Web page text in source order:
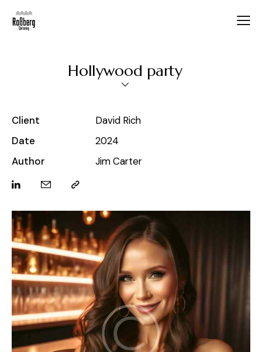
Hollywood party
Client
David Rich
Date
2024
Author
Jim Carter